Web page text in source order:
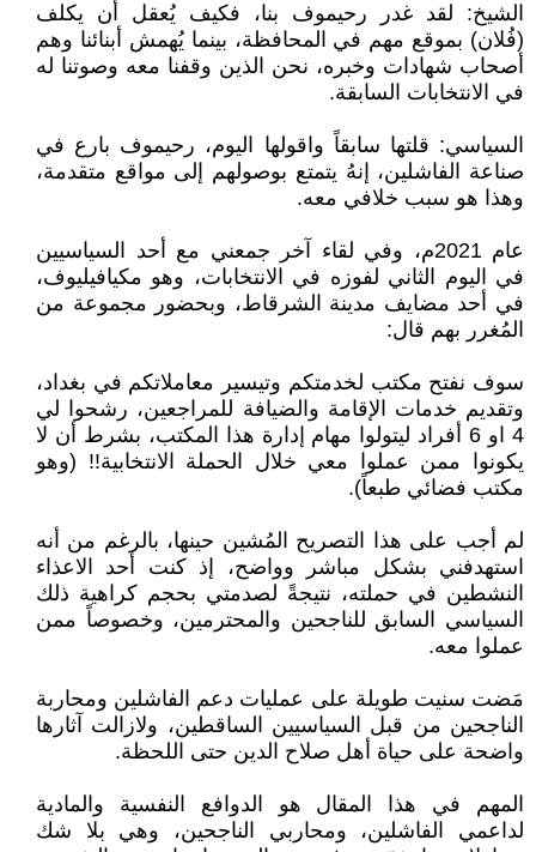
الشيخ: لقد غدر رحيموف بنا، فكيف يُعقل أن يكلف
(فُلان) بموقع مهم في المحافظة، بينما يُهمش أبنائنا وهم
أصحاب شهادات وخبره، نحن الذين وقفنا معه وصوتنا له
في الانتخابات السابقة.
السياسي: قلتها سابقاً واقولها اليوم، رحيموف بارع في
صناعة الفاشلين، إنهُ يتمتع بوصولهم إلى مواقع متقدمة،
وهذا هو سبب خلافي معه.
عام 2021م، وفي لقاء آخر جمعني مع أحد السياسيين
في اليوم الثاني لفوزه في الانتخابات، وهو مكيافيليوف،
في أحد مضايف مدينة الشرقاط، وبحضور مجموعة من
المُغرر بهم قال:
سوف نفتح مكتب لخدمتكم وتيسير معاملاتكم في بغداد،
وتقديم خدمات الإقامة والضيافة للمراجعين، رشحوا لي
4 او 6 أفراد ليتولوا مهام إدارة هذا المكتب، بشرط أن لا
يكونوا ممن عملوا معي خلال الحملة الانتخابية!! (وهو
مكتب فضائي طبعاً).
لم أجب على هذا التصريح المُشين حينها، بالرغم من أنه
استهدفني بشكل مباشر وواضح، إذ كنت أحد الاعذاء
النشطين في حملته، نتيجةً لصدمتي بحجم كراهية ذلك
السياسي السابق للناجحين والمحترمين، وخصوصاً ممن
عملوا معه.
مَضت سنيت طويلة على عمليات دعم الفاشلين ومحاربة
الناجحين من قبل السياسيين الساقطين، ولازالت آثارها
واضحة على حياة أهل صلاح الدين حتى اللحظة.
المهم في هذا المقال هو الدوافع النفسية والمادية
لداعمي الفاشلين، ومحاربي الناجحين، وهي بلا شك